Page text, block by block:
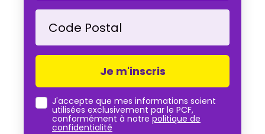
Code Postal
J'accepte que mes informations soient
utilisées exclusivement par le PCF,
conformément à notrepolitique de
confidentialité